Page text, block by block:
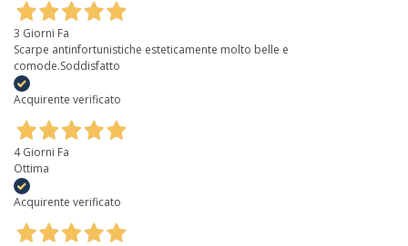
3 Giorni Fa
Scarpe antinfortunistiche esteticamente molto belle e
comode.Soddisfatto
Acquirente verificato
4 Giorni Fa
Ottima
Acquirente verificato